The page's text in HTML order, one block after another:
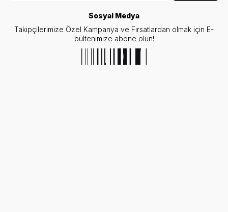
Sosyal Medya
Takipçilerimize Özel Kampanya ve Fırsatlardan olmak için E-
bültenimize abone olun!